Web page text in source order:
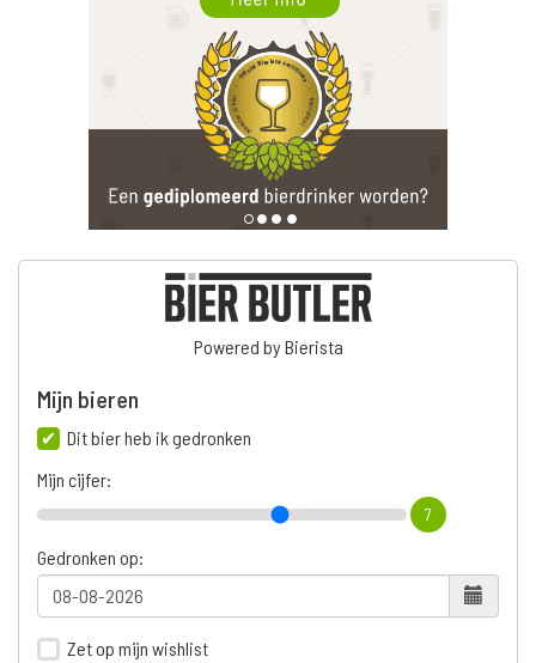
Powered by Bierista
Mijn bieren
Dit bier heb ik gedronken
Mijn cijfer:
7
Gedronken op:
Zet op mijn wishlist